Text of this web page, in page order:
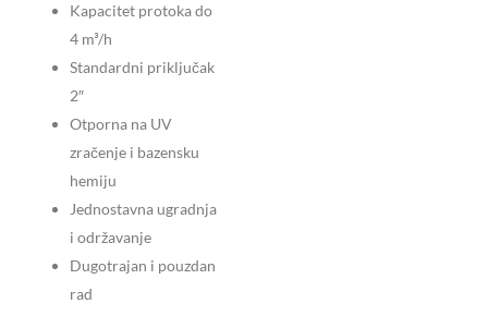
Kapacitet protoka do
4 m³/h
Standardni priključak
2″
Otporna na UV
zračenje i bazensku
hemiju
Jednostavna ugradnja
i održavanje
Dugotrajan i pouzdan
rad